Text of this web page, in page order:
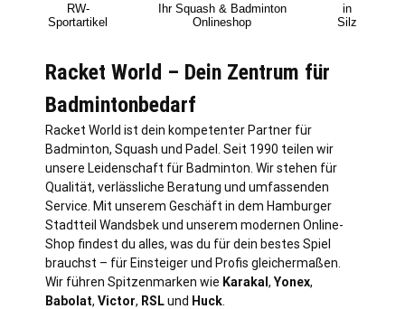
RW-
Sportartikel
Ihr Squash & Badminton
Onlineshop
in
Silz
Racket World – Dein Zentrum für
Badmintonbedarf
Racket World ist dein kompetenter Partner für
Badminton, Squash und Padel. Seit 1990 teilen wir
unsere Leidenschaft für Badminton. Wir stehen für
Qualität, verlässliche Beratung und umfassenden
Service. Mit unserem Geschäft in dem Hamburger
Stadtteil Wandsbek und unserem modernen Online-
Shop findest du alles, was du für dein bestes Spiel
brauchst – für Einsteiger und Profis gleichermaßen.
Wir führen Spitzenmarken wie Karakal , Yonex,
Babolat, Victor, RSLund Huck